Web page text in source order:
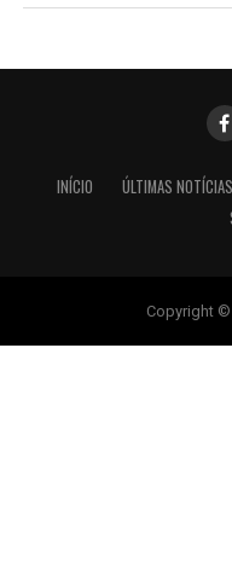
INÍCIO ÚLTIMAS NOTÍCIAS
Copyright ©